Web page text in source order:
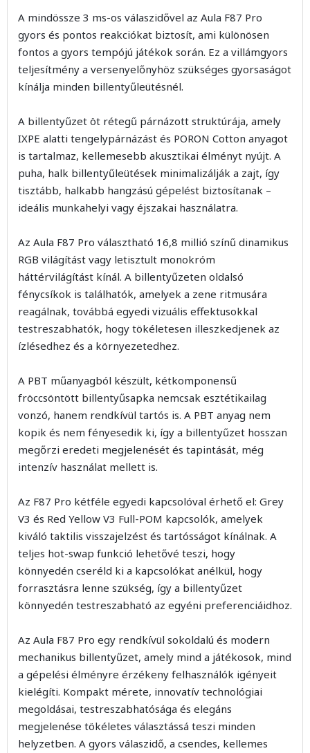
A mindössze 3 ms-os válaszidővel az Aula F87 Pro
gyors és pontos reakciókat biztosít, ami különösen
fontos a gyors tempójú játékok során. Ez a villámgyors
teljesítmény a versenyelőnyhöz szükséges gyorsaságot
kínálja minden billentyűleütésnél.
A billentyűzet öt rétegű párnázott struktúrája, amely
IXPE alatti tengelypárnázást és PORON Cotton anyagot
is tartalmaz, kellemesebb akusztikai élményt nyújt. A
puha, halk billentyűleütések minimalizálják a zajt, így
tisztább, halkabb hangzású gépelést biztosítanak –
ideális munkahelyi vagy éjszakai használatra.
Az Aula F87 Pro választható 16,8 millió színű dinamikus
RGB világítást vagy letisztult monokróm
háttérvilágítást kínál. A billentyűzeten oldalsó
fénycsíkok is találhatók, amelyek a zene ritmusára
reagálnak, továbbá egyedi vizuális effektusokkal
testreszabhatók, hogy tökéletesen illeszkedjenek az
ízlésedhez és a környezetedhez.
A PBT műanyagból készült, kétkomponensű
fröccsöntött billentyűsapka nemcsak esztétikailag
vonzó, hanem rendkívül tartós is. A PBT anyag nem
kopik és nem fényesedik ki, így a billentyűzet hosszan
megőrzi eredeti megjelenését és tapintását, még
intenzív használat mellett is.
Az F87 Pro kétféle egyedi kapcsolóval érhető el: Grey
V3 és Red Yellow V3 Full-POM kapcsolók, amelyek
kiváló taktilis visszajelzést és tartósságot kínálnak. A
teljes hot-swap funkció lehetővé teszi, hogy
könnyedén cseréld ki a kapcsolókat anélkül, hogy
forrasztásra lenne szükség, így a billentyűzet
könnyedén testreszabható az egyéni preferenciáidhoz.
Az Aula F87 Pro egy rendkívül sokoldalú és modern
mechanikus billentyűzet, amely mind a játékosok, mind
a gépelési élményre érzékeny felhasználók igényeit
kielégíti. Kompakt mérete, innovatív technológiai
megoldásai, testreszabhatósága és elegáns
megjelenése tökéletes választássá teszi minden
helyzetben. A gyors válaszidő, a csendes, kellemes